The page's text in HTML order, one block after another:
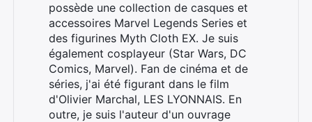
possède une collection de casques et
accessoires Marvel Legends Series et
des figurines Myth Cloth EX. Je suis
également cosplayeur (Star Wars, DC
Comics, Marvel). Fan de cinéma et de
séries, j'ai été figurant dans le film
d'Olivier Marchal, LES LYONNAIS. En
outre, je suis l'auteur d'un ouvrage